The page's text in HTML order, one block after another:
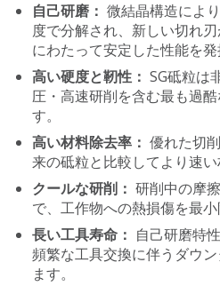
自己研磨： 微結晶構造によ
度で分解され、新しい切れ
にわたって安定した性能を発
高い硬度と靭性： SG砥粒は
圧・高速研削を含む最も過
す。
高い材料除去率： 優れた切
来の砥粒と比較してより速い
クールな研削： 研削中の摩
で、工作物への熱損傷を最小
長い工具寿命： 自己研磨特
頻繁な工具交換に伴うダウ
ます。